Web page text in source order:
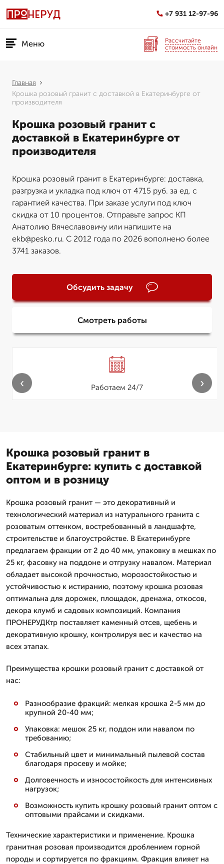
+7 931 12-97-96
Меню
Рассчитайте
стоимость онлайн
Главная
Крошка розовый гранит с доставкой в Екатеринбурге от
производителя
Крошка розовый гранит с
доставкой в Екатеринбурге от
производителя
Крошка розовый гранит в Екатеринбурге: доставка,
разгрузка и укладка под ключ от 4715 руб. за ед. с
гарантией качества. При заказе услуги под ключ
скидка от 10 процентов. Отправьте запрос КП
Анатолию Вячеславовичу или напишите на
ekb@pesko.ru. С 2012 года по 2026 вополнено более
3741 заказов.
Обсудить задачу
Смотреть работы
Работаем 24/7
‹ ›
Крошка розовый гранит в
Екатеринбурге: купить с доставкой
оптом и в розницу
Крошка розовый гранит — это декоративный и
технологический материал из натурального гранита с
розоватым оттенком, востребованный в ландшафте,
строительстве и благоустройстве. В Екатеринбурге
предлагаем фракции от 2 до 40 мм, упаковку в мешках по
25 кг, фасовку на поддоне и отгрузку навалом. Материал
обладает высокой прочностью, морозостойкостью и
устойчивостью к истиранию, поэтому крошка розовая
оптимальна для дорожек, площадок, дренажа, откосов,
декора клумб и садовых композиций. Компания
ПРОНЕРУДКтр поставляет каменный отсев, щебень и
декоративную крошку, контролируя вес и качество на
всех этапах.
Преимущества крошки розовый гранит с доставкой от
нас:
Разнообразие фракций: мелкая крошка 2-5 мм до
крупной 20-40 мм;
Упаковка: мешок 25 кг, поддон или навалом по
требованию;
Стабильный цвет и минимальный пылевой состав
благодаря просеву и мойке;
Долговечность и износостойкость для интенсивных
нагрузок;
Возможность купить крошку розовый гранит оптом с
оптовыми прайсами и скидками.
Технические характеристики и применение. Крошка
гранитная розовая производится дроблением горной
породы и сортируется по фракциям. Фракция влияет на